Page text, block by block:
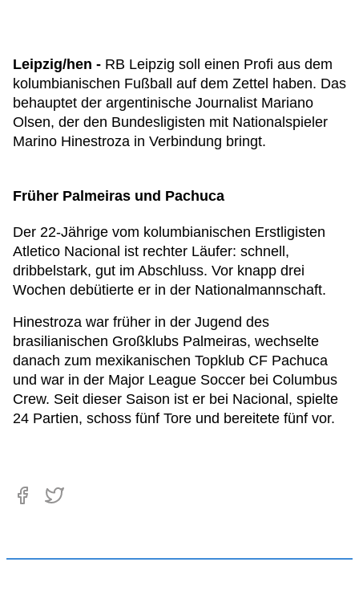
Leipzig/hen - RB Leipzig soll einen Profi aus dem
kolumbianischen Fußball auf dem Zettel haben. Das
behauptet der argentinische Journalist Mariano
Olsen, der den Bundesligisten mit Nationalspieler
Marino Hinestroza in Verbindung bringt.
Früher Palmeiras und Pachuca
Der 22-Jährige vom kolumbianischen Erstligisten
Atletico Nacional ist rechter Läufer: schnell,
dribbelstark, gut im Abschluss. Vor knapp drei
Wochen debütierte er in der Nationalmannschaft.
Hinestroza war früher in der Jugend des
brasilianischen Großklubs Palmeiras, wechselte
danach zum mexikanischen Topklub CF Pachuca
und war in der Major League Soccer bei Columbus
Crew. Seit dieser Saison ist er bei Nacional, spielte
24 Partien, schoss fünf Tore und bereitete fünf vor.